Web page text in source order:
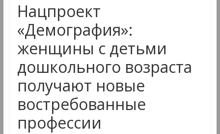
Нацпроект
«Демография»:
женщины с детьми
дошкольного возраста
получают новые
востребованные
профессии